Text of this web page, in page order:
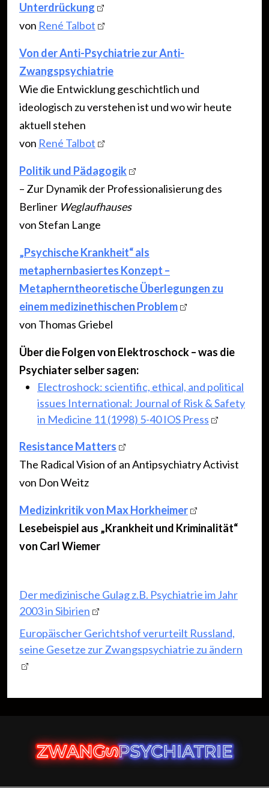
Unterdrückung
von René Talbot
Von der Anti-Psychiatrie zur Anti-
Zwangspsychiatrie
Wie die Entwicklung geschichtlich und
ideologisch zu verstehen ist und wo wir heute
aktuell stehen
von René Talbot
Politik und Pädagogik
– Zur Dynamik der Professionalisierung des
Berliner Weglaufhauses
von Stefan Lange
„Psychische Krankheit“ als
metaphernbasiertes Konzept –
Metapherntheoretische Überlegungen zu
einem medizinethischen Problem
von Thomas Griebel
Über die Folgen von Elektroschock – was die
Psychiater selber sagen:
Electroshock: scientific, ethical, and political
issues International: Journal of Risk & Safety
in Medicine 11 (1998) 5-40 IOS Press
Resistance Matters
The Radical Vision of an Antipsychiatry Activist
von Don Weitz
Medizinkritik von Max Horkheimer
Lesebeispiel aus „Krankheit und Kriminalität“
von Carl Wiemer
Der medizinische Gulag z.B. Psychiatrie im Jahr
2003 in Sibirien
Europäischer Gerichtshof verurteilt Russland,
seine Gesetze zur Zwangspsychiatrie zu ändern